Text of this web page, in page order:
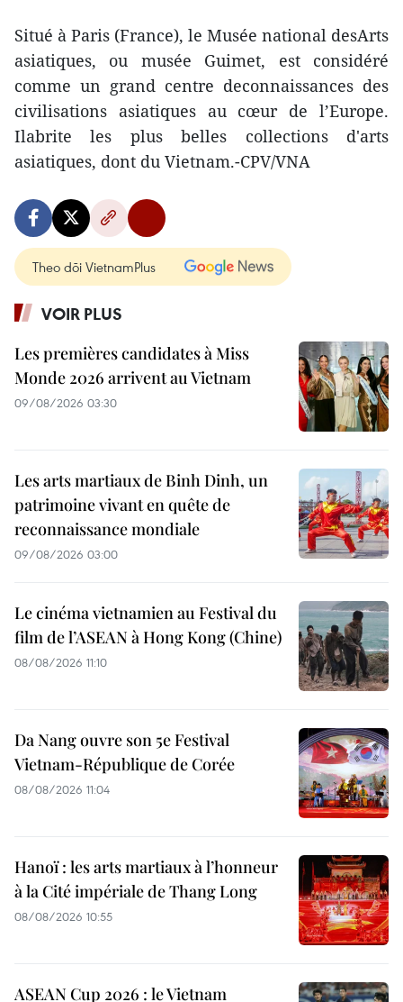
Situé à Paris (France), le Musée national desArts
asiatiques, ou musée Guimet, est considéré
comme un grand centre deconnaissances des
civilisations asiatiques au cœur de l’Europe.
Ilabrite les plus belles collections d'arts
asiatiques, dont du Vietnam.-CPV/VNA
Theo dõi VietnamPlus
VOIR PLUS
Les premières candidates à Miss
Monde 2026 arrivent au Vietnam
09/08/2026 03:30
Les arts martiaux de Binh Dinh, un
patrimoine vivant en quête de
reconnaissance mondiale
09/08/2026 03:00
Le cinéma vietnamien au Festival du
film de l’ASEAN à Hong Kong (Chine)
08/08/2026 11:10
Da Nang ouvre son 5e Festival
Vietnam-République de Corée
08/08/2026 11:04
Hanoï : les arts martiaux à l’honneur
à la Cité impériale de Thang Long
08/08/2026 10:55
ASEAN Cup 2026 : le Vietnam